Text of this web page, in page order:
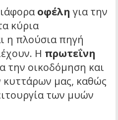
οφέλη για την
κύρια
η πλούσια πηγή
Η πρωτεΐνη
την οικοδόμηση και
μας, καθώς
των μυών